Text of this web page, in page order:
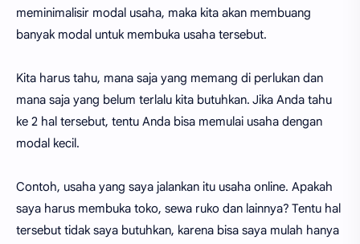
meminimalisir modal usaha, maka kita akan membuang
banyak modal untuk membuka usaha tersebut.
Kita harus tahu, mana saja yang memang di perlukan dan
mana saja yang belum terlalu kita butuhkan. Jika Anda tahu
ke 2 hal tersebut, tentu Anda bisa memulai usaha dengan
modal kecil.
Contoh, usaha yang saya jalankan itu usaha online. Apakah
saya harus membuka toko, sewa ruko dan lainnya? Tentu hal
tersebut tidak saya butuhkan, karena bisa saya mulah hanya